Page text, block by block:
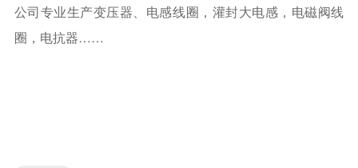
公司专业生产变压器、电感线圈，灌封大电感，电磁阀线
圈，电抗器……